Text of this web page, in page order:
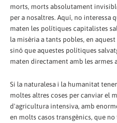
morts, morts absolutament
per a nosaltres. Aquí, no interessa
maten les polítiques capitalistes
la misèria a tants pobles, en
sinó que aquestes polítiques
maten directament amb les armes
Si la naturalesa i la humanitat
moltes altres coses per canviar el
d'agricultura intensiva, amb
en molts casos transgènics, que